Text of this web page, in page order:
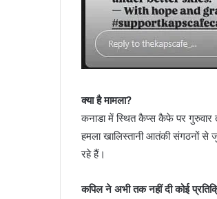
क्या है मामला?
कनाडा में स्थित कैप्स कैफे पर
हमला खालिस्तानी आतंकी संगठनों
रहे हैं।
कपिल ने अभी तक नहीं दी कोई